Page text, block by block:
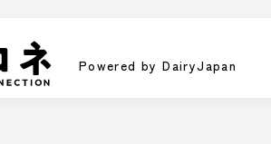
Powered by DairyJapan